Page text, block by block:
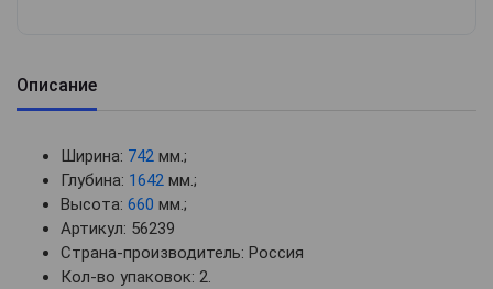
Описание
Ширина: 742 мм.;
Глубина: 1642 мм.;
Высота: 660 мм.;
Артикул: 56239
Страна-производитель: Россия
Кол-во упаковок: 2.